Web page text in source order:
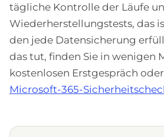
tägliche Kontrolle der Läufe
Wiederherstellungstests, das
den jede Datensicherung
das tut, finden Sie in wenigen
kostenlosen Erstgespräch
Microsoft-365-